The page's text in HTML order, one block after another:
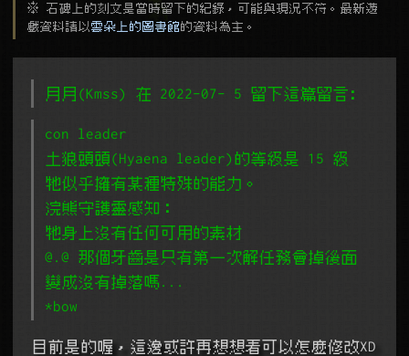
※ 石碑上的刻文是當時留下的紀錄，可能與現況不符。最新遊
戲資料請以 雲朵上的圖書館的資料為主。
月月(Kmss) 在 2022-07- 5 留下這篇留言﹕
con leader
土狼頭頭(Hyaena leader)的等級是 15 級
牠似乎擁有某種特殊的能力。
浣熊守護靈感知：
牠身上沒有任何可用的素材
@.@ 那個牙齒是只有第一次解任務會掉後面
變成沒有掉落嗎...
*bow
目前是的喔，這邊或許再想想看可以怎麼修改XD